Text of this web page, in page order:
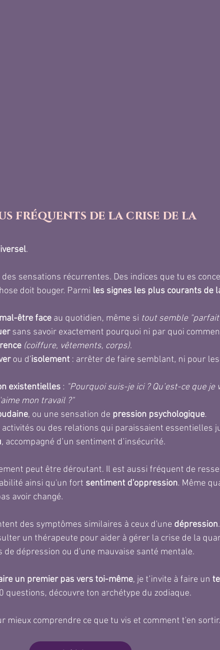
fréquents de la crise de la
.
sensations récurrentes. Des indices que tu es
doit bouger. Parmi les signes les plus courants de
mal-être face au quotidien, même si tout semble
sans savoir exactement pourquoi ni par quoi
(coiffure, vêtements, corps).
ou d'isolement : arrêter de faire semblant, ni pour
existentielles : "Pourquoi suis-je ici ? Qu’est-ce que je
mon travail ?"
, ou une sensation de pression psychologique.
activités ou des relations qui paraissaient essentielles
, accompagné d’un sentiment d’insécurité.
peut être déroutant. Il est aussi fréquent de
ainsi qu'un fort sentiment d'oppression. Même
avoir changé.
des symptômes similaires à ceux d'une dépression
un thérapeute pour aider à gérer la crise de la
de dépression ou d'une mauvaise santé mentale.
un premier pas vers toi-même, je t’invite à faire un
questions, découvre ton archétype du zodiaque.
mieux comprendre ce que tu vis et comment t'en sortir.